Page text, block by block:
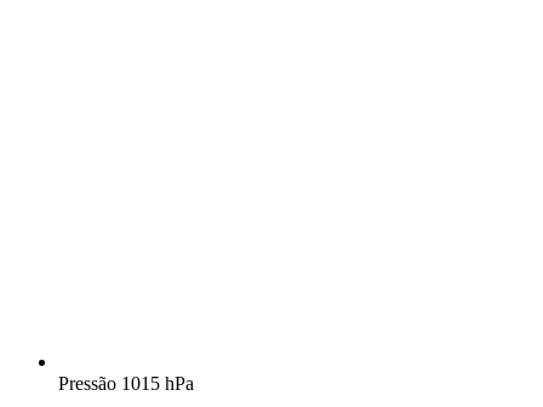
Pressão 1015 hPa